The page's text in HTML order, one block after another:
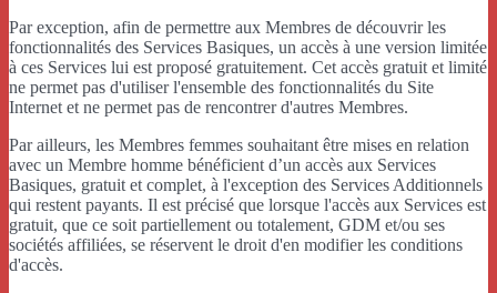
Par exception, afin de permettre aux Membres de découvrir les
fonctionnalités des Services Basiques, un accès à une version limitée
à ces Services lui est proposé gratuitement. Cet accès gratuit et limité
ne permet pas d'utiliser l'ensemble des fonctionnalités du Site
Internet et ne permet pas de rencontrer d'autres Membres.
Par ailleurs, les Membres femmes souhaitant être mises en relation
avec un Membre homme bénéficient d’un accès aux Services
Basiques, gratuit et complet, à l'exception des Services Additionnels
qui restent payants. Il est précisé que lorsque l'accès aux Services est
gratuit, que ce soit partiellement ou totalement, GDM et/ou ses
sociétés affiliées, se réservent le droit d'en modifier les conditions
d'accès.